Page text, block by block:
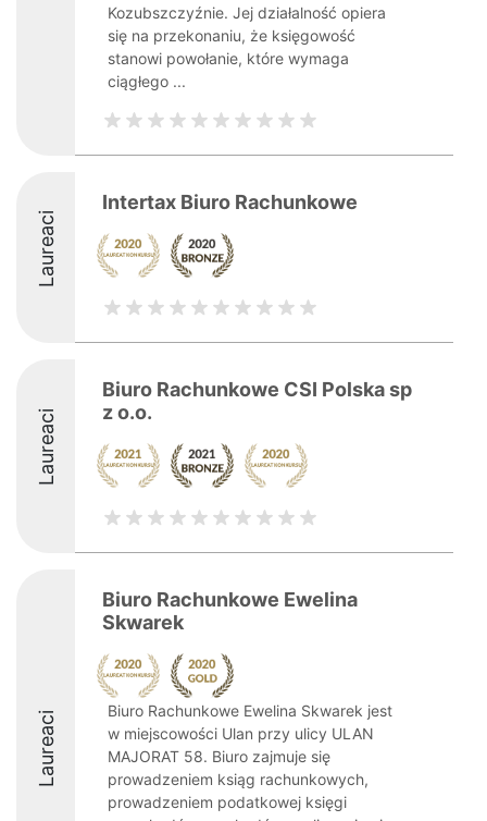
Kozubszczyźnie. Jej działalność opiera
się na przekonaniu, że księgowość
stanowi powołanie, które wymaga
ciągłego ...
Laureaci
Intertax Biuro Rachunkowe
Laureaci
Biuro Rachunkowe CSI Polska sp
z o.o.
Laureaci
Biuro Rachunkowe Ewelina
Skwarek
Biuro Rachunkowe Ewelina Skwarek jest
w miejscowości Ulan przy ulicy ULAN
MAJORAT 58. Biuro zajmuje się
prowadzeniem ksiąg rachunkowych,
prowadzeniem podatkowej księgi